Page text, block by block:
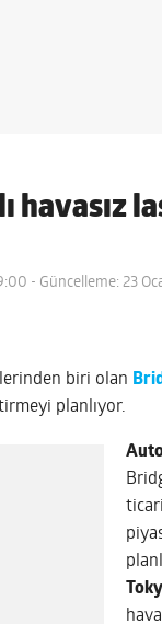
havasız
- Güncelleme: 23
biri olan
planlıyor.